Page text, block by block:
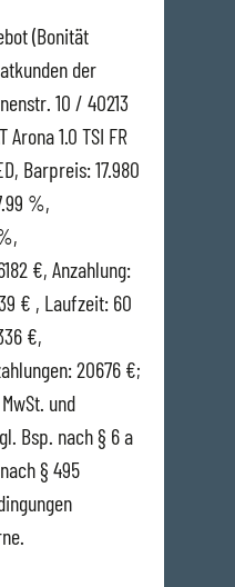
(Bonität
der
10 / 40213
Arona 1.0 TSI FR
Barpreis: 17.980
%,
€, Anzahlung:
€ , Laufzeit: 60
€,
20676 €;
und
Bsp. nach § 6 a
§ 495